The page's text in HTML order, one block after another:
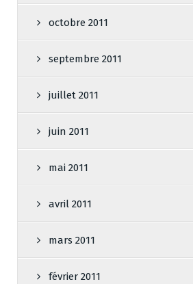
octobre 2011
septembre 2011
juillet 2011
juin 2011
mai 2011
avril 2011
mars 2011
février 2011